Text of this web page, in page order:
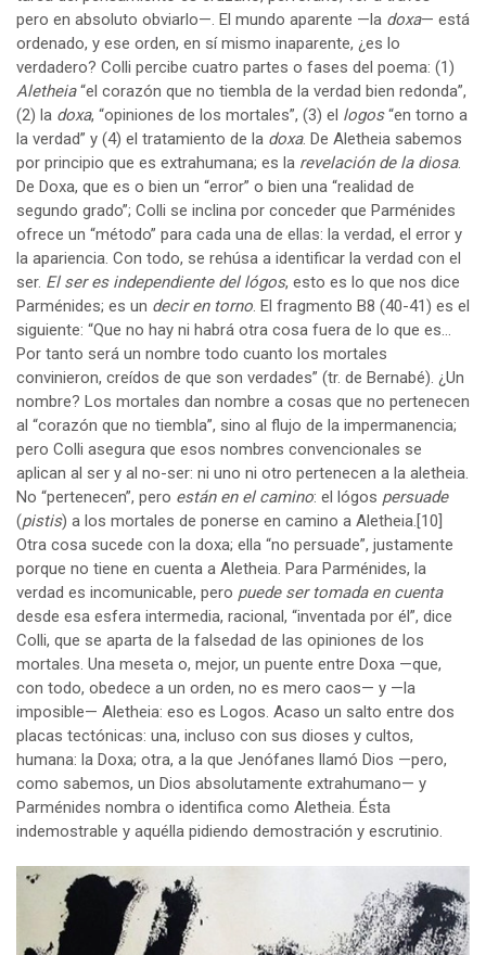
pero en absoluto obviarlo—. El mundo aparente —la doxa— está
ordenado, y ese orden, en sí mismo inaparente, ¿es lo
verdadero? Colli percibe cuatro partes o fases del poema: (1)
Aletheia“el corazón que no tiembla de la verdad bien redonda”,
(2) la doxa, “opiniones de los mortales”, (3) el logos“en torno a
la verdad” y (4) el tratamiento de la doxa. De Aletheia sabemos
por principio que es extrahumana; es la revelación de la diosa.
De Doxa, que es o bien un “error” o bien una “realidad de
segundo grado”; Colli se inclina por conceder que Parménides
ofrece un “método” para cada una de ellas: la verdad, el error y
la apariencia. Con todo, se rehúsa a identificar la verdad con el
ser. El ser es independiente del lógos, esto es lo que nos dice
Parménides; es un decir en torno. El fragmento B8 (40-41) es el
siguiente: “Que no hay ni habrá otra cosa fuera de lo que es…
Por tanto será un nombre todo cuanto los mortales
convinieron, creídos de que son verdades” (tr. de Bernabé). ¿Un
nombre? Los mortales dan nombre a cosas que no pertenecen
al “corazón que no tiembla”, sino al flujo de la impermanencia;
pero Colli asegura que esos nombres convencionales se
aplican al ser y al no-ser: ni uno ni otro pertenecen a la aletheia.
No “pertenecen”, pero están en el camino: el lógos persuade
(pistis) a los mortales de ponerse en camino a Aletheia.[10]
Otra cosa sucede con la doxa; ella “no persuade”, justamente
porque no tiene en cuenta a Aletheia. Para Parménides, la
verdad es incomunicable, pero puede ser tomada en cuenta
desde esa esfera intermedia, racional, “inventada por él”, dice
Colli, que se aparta de la falsedad de las opiniones de los
mortales. Una meseta o, mejor, un puente entre Doxa —que,
con todo, obedece a un orden, no es mero caos— y —la
imposible— Aletheia: eso es Logos. Acaso un salto entre dos
placas tectónicas: una, incluso con sus dioses y cultos,
humana: la Doxa; otra, a la que Jenófanes llamó Dios —pero,
como sabemos, un Dios absolutamente extrahumano— y
Parménides nombra o identifica como Aletheia. Ésta
indemostrable y aquélla pidiendo demostración y escrutinio.